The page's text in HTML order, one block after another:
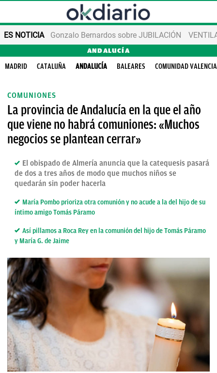
ES NOTICIA Gonzalo Bernardos sobre JUBILACIÓN
ANDALUCÍA
MADRID CATALUÑA ANDALUCÍA BALEARES COMUNIDAD
COMUNIONES
La provincia de Andalucía en la que el año
que viene no habrá comuniones: «Muchos
negocios se plantean cerrar»
El obispado de Almería anuncia que la catequesis pasará
de dos a tres años de modo que muchos niños se
quedarán sin poder hacerla
María Pombo prioriza otra comunión y no acude a la del hijo de su
íntimo amigo Tomás Páramo
Así pillamos a Roca Rey en la comunión del hijo de Tomás Páramo
y María G. de Jaime